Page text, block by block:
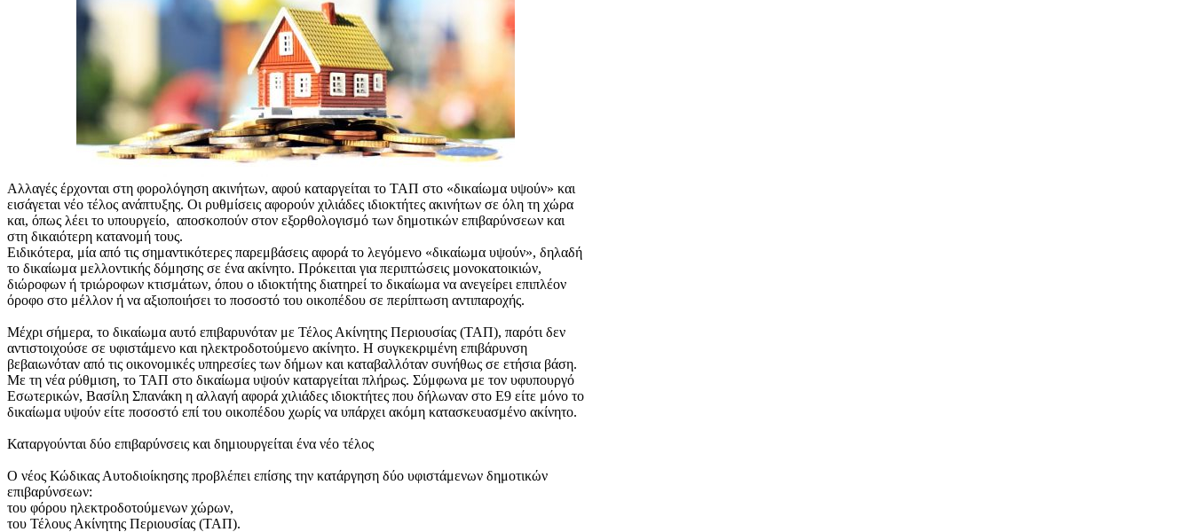
Αλλαγές έρχονται στη φορολόγηση ακινήτων, αφού καταργείται το ΤΑΠ στο «δικαίωμα υψούν» και
εισάγεται νέο τέλος ανάπτυξης. Οι ρυθμίσεις αφορούν χιλιάδες ιδιοκτήτες ακινήτων σε όλη τη χώρα
και, όπως λέει το υπουργείο, αποσκοπούν στον εξορθολογισμό των δημοτικών επιβαρύνσεων και
στη δικαιότερη κατανομή τους.
Ειδικότερα, μία από τις σημαντικότερες παρεμβάσεις αφορά το λεγόμενο «δικαίωμα υψούν», δηλαδή
το δικαίωμα μελλοντικής δόμησης σε ένα ακίνητο. Πρόκειται για περιπτώσεις μονοκατοικιών,
διώροφων ή τριώροφων κτισμάτων, όπου ο ιδιοκτήτης διατηρεί το δικαίωμα να ανεγείρει επιπλέον
όροφο στο μέλλον ή να αξιοποιήσει το ποσοστό του οικοπέδου σε περίπτωση αντιπαροχής.
Μέχρι σήμερα, το δικαίωμα αυτό επιβαρυνόταν με Τέλος Ακίνητης Περιουσίας (ΤΑΠ), παρότι δεν
αντιστοιχούσε σε υφιστάμενο και ηλεκτροδοτούμενο ακίνητο. Η συγκεκριμένη επιβάρυνση
βεβαιωνόταν από τις οικονομικές υπηρεσίες των δήμων και καταβαλλόταν συνήθως σε ετήσια βάση.
Με τη νέα ρύθμιση, το ΤΑΠ στο δικαίωμα υψούν καταργείται πλήρως. Σύμφωνα με τον υφυπουργό
Εσωτερικών, Βασίλη Σπανάκη η αλλαγή αφορά χιλιάδες ιδιοκτήτες που δήλωναν στο Ε9 είτε μόνο το
δικαίωμα υψούν είτε ποσοστό επί του οικοπέδου χωρίς να υπάρχει ακόμη κατασκευασμένο ακίνητο.
Καταργούνται δύο επιβαρύνσεις και δημιουργείται ένα νέο τέλος
Ο νέος Κώδικας Αυτοδιοίκησης προβλέπει επίσης την κατάργηση δύο υφιστάμενων δημοτικών
επιβαρύνσεων:
του φόρου ηλεκτροδοτούμενων χώρων,
του Τέλους Ακίνητης Περιουσίας (ΤΑΠ).